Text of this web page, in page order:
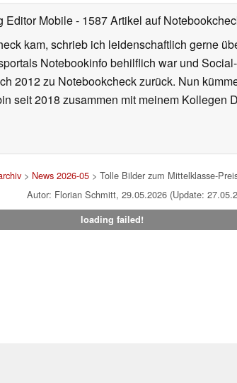
Editor Mobile- 1587 Artikel auf
kam, schrieb ich leidenschaftlich gerne
Notebookinfo behilflich war und
2012 zu Notebookcheck zurück. Nun
seit 2018 zusammen mit meinem Kollegen
> News 2026-05 > Tolle Bilder zum Mittelklasse-
Autor: Florian Schmitt, 29.05.2026 (Update:
loading failed!